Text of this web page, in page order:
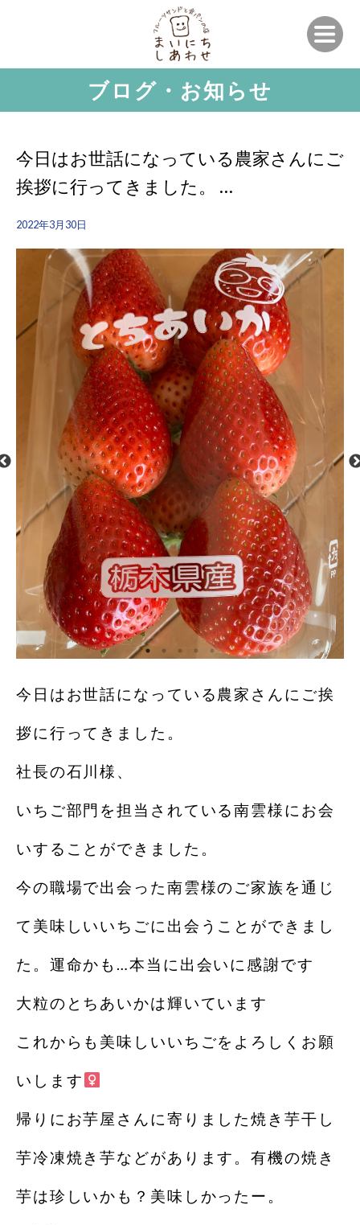
ブログ・お知らせ
今日はお世話になっている農家さんにご
挨拶に行ってきました。 …
2022年3月30日
今日はお世話になっている農家さんにご挨
拶に行ってきました。
社長の石川様、
いちご部門を担当されている南雲様にお会
いすることができました。
今の職場で出会った南雲様のご家族を通じ
て美味しいいちごに出会うことができまし
た。運命かも…本当に出会いに感謝です
大粒のとちあいかは輝いています
これからも美味しいいちごをよろしくお願
いします‍
帰りにお芋屋さんに寄りました焼き芋干し
芋冷凍焼き芋などがあります。有機の焼き
芋は珍しいかも？美味しかったー。